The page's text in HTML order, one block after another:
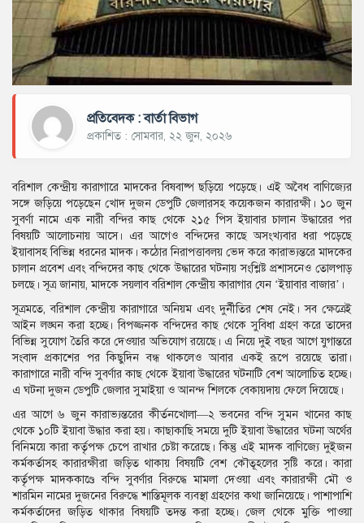
প্রতিবেদক : বার্তা বিভাগ
প্রকাশিত : সোমবার, ২২ জুন, ২০২৬
বরিশাল কেন্দ্রীয় কারাগারে মাদকের বিষবাষ্প ছড়িয়ে পড়েছে। এই অবৈধ বাণিজ্যের
সঙ্গে জড়িয়ে পড়েছেন খোদ দুজন ডেপুটি জেলারসহ কয়েকজন কারারক্ষী। ১০ জুন
সুবর্ণা নামে এক নারী বন্দির কাছ থেকে ২১৫ পিস ইয়াবার চালান উদ্ধারের পর
বিষয়টি আলোচনায় আসে। এর আগেও বন্দিদের কাছে অসংখ্যবার ধরা পড়েছে
ইয়াবাসহ বিভিন্ন ধরনের মাদক। কঠোর নিরাপত্তাবলয় ভেদ করে কারাভ্যন্তরে মাদকের
চালান প্রবেশ এবং বন্দিদের কাছ থেকে উদ্ধারের ঘটনায় সংশ্লিষ্ট প্রশাসনেও তোলপাড়
চলছে। সূত্র জানায়, মাদকে সয়লাব বরিশাল কেন্দ্রীয় কারাগার যেন ‘ইয়াবার বাজার’।
সূত্রমতে, বরিশাল কেন্দ্রীয় কারাগারে অনিয়ম এবং দুর্নীতির শেষ নেই। সব ক্ষেত্রেই
আইন লঙ্ঘন করা হচ্ছে। বিপজ্জনক বন্দিদের কাছ থেকে সুবিধা গ্রহণ করে তাদের
বিভিন্ন সুযোগ তৈরি করে দেওয়ার অভিযোগ রয়েছে। এ নিয়ে দুই বছর আগে যুগান্তরে
সংবাদ প্রকাশের পর কিছুদিন বন্ধ থাকলেও আবার একই রূপে রয়েছে তারা।
কারাগারে নারী বন্দি সুবর্ণার কাছ থেকে ইয়াবা উদ্ধারের ঘটনাটি বেশ আলোচিত হচ্ছে।
এ ঘটনা দুজন ডেপুটি জেলার সুমাইয়া ও আনন্দ শিলকে বেকায়দায় ফেলে দিয়েছে।
এর আগে ৬ জুন কারাভ্যন্তরের কীর্তনখোলা—২ ভবনের বন্দি সুমন খানের কাছ
থেকে ১০টি ইয়াবা উদ্ধার করা হয়। কাছাকাছি সময়ে দুটি ইয়াবা উদ্ধারের ঘটনা অর্থের
বিনিময়ে কারা কর্তৃপক্ষ চেপে রাখার চেষ্টা করেছে। কিন্তু এই মাদক বাণিজ্যে দুইজন
কর্মকর্তাসহ কারারক্ষীরা জড়িত থাকায় বিষয়টি বেশ কৌতূহলের সৃষ্টি করে। কারা
কর্তৃপক্ষ মাদককাণ্ডে বন্দি সুবর্ণার বিরুদ্ধে মামলা দেওয়া এবং কারারক্ষী মৌ ও
শারমিন নামের দুজনের বিরুদ্ধে শাস্তিমূলক ব্যবস্থা গ্রহণের কথা জানিয়েছে। পাশাপাশি
কর্মকর্তাদের জড়িত থাকার বিষয়টি তদন্ত করা হচ্ছে। জেল থেকে মুক্তি পাওয়া